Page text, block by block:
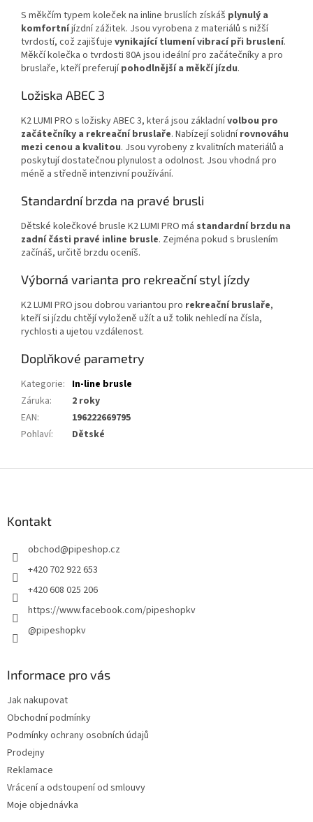
S měkčím typem koleček na inline bruslích získáš plynulý a
komfortníjízdní zážitek. Jsou vyrobena z materiálů s nižší
tvrdostí, což zajišťuje vynikající tlumení vibrací při bruslení.
Měkčí kolečka o tvrdosti 80A jsou ideální pro začátečníky a pro
bruslaře, kteří preferují pohodlnější a měkčí jízdu.
Ložiska ABEC 3
K2 LUMI PRO s ložisky ABEC 3, která jsou základnívolbou pro
začátečníky a rekreační bruslaře. Nabízejí solidní rovnováhu
mezi cenou a kvalitou. Jsou vyrobeny z kvalitních materiálů a
poskytují dostatečnou plynulost a odolnost. Jsou vhodná pro
méně a středně intenzivní používání.
Standardní brzda na pravé brusli
Dětské kolečkové brusle K2 LUMI PRO má standardní brzdu na
zadní části pravé inline brusle. Zejména pokud s bruslením
začínáš, určitě brzdu oceníš.
Výborná varianta pro rekreační styl jízdy
K2 LUMI PRO jsou dobrou variantou pro rekreační bruslaře,
kteří si jízdu chtějí vyloženě užít a už tolik nehledí na čísla,
rychlosti a ujetou vzdálenost.
Doplňkové parametry
Kategorie: In-line brusle
Záruka:
2 roky
EAN:
196222669795
Pohlaví: Dětské
Kontakt
obchod@pipeshop.cz
+420 702 922 653
+420 608 025 206
https://www.facebook.com/pipeshopkv
@pipeshopkv
Informace pro vás
Jak nakupovat
Obchodní podmínky
Podmínky ochrany osobních údajů
Prodejny
Reklamace
Vrácení a odstoupení od smlouvy
Moje objednávka